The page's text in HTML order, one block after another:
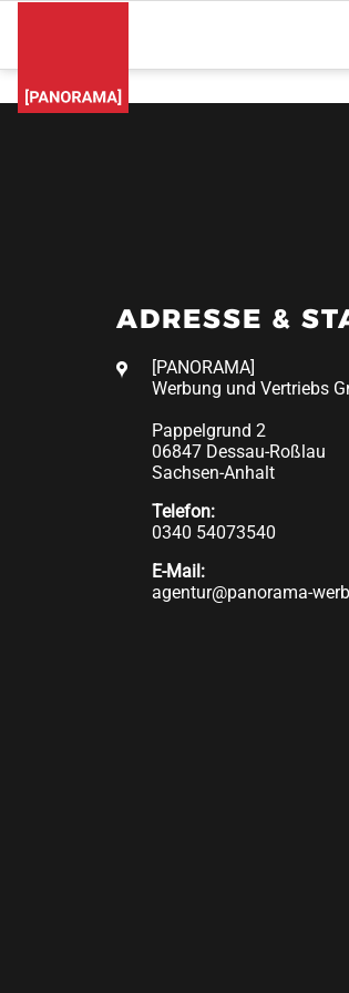
ADRESSE &
[PANORAMA]
Werbung und Vertriebs
Pappelgrund 2
06847 Dessau-Roßlau
Sachsen-Anhalt
Telefon:
0340 54073540
E-Mail:
agentur@panorama-